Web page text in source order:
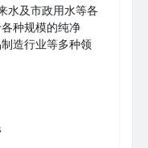
水及市政用水等各
种规模的纯净
造行业等多种领